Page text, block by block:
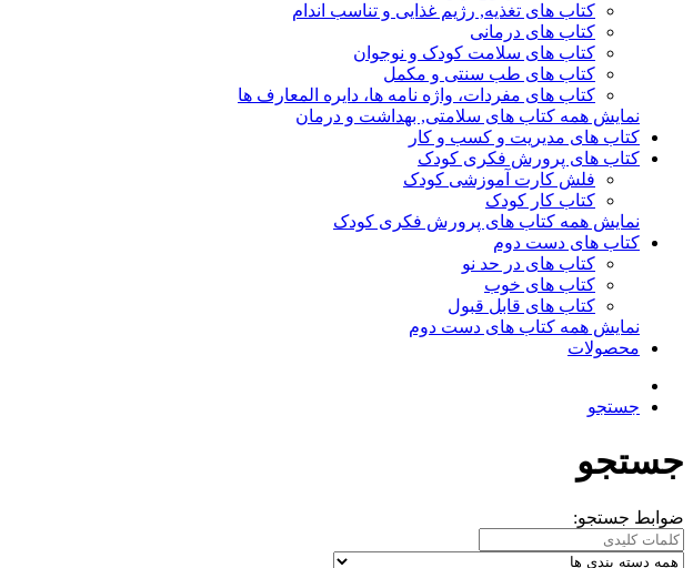
کتاب های تغذیه, رژیم غذایی و تناسب اندام
کتاب های درمانی
کتاب های سلامت کودک و نوجوان
کتاب های طب سنتی و مکمل
کتاب های مفردات، واژه نامه ها، دایره المعارف ها
نمایش همه کتاب های سلامتی, بهداشت و درمان
کتاب های مدیریت و کسب و کار
کتاب های پرورش فکری کودک
فلش کارت آموزشی کودک
کتاب کار کودک
نمایش همه کتاب های پرورش فکری کودک
کتاب های دست دوم
کتاب های در حد نو
کتاب های خوب
کتاب های قابل قبول
نمایش همه کتاب های دست دوم
محصولات
جستجو
جستجو
ضوابط جستجو: